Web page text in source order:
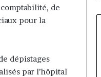
de
pour la
dépistages
par l’hôpital